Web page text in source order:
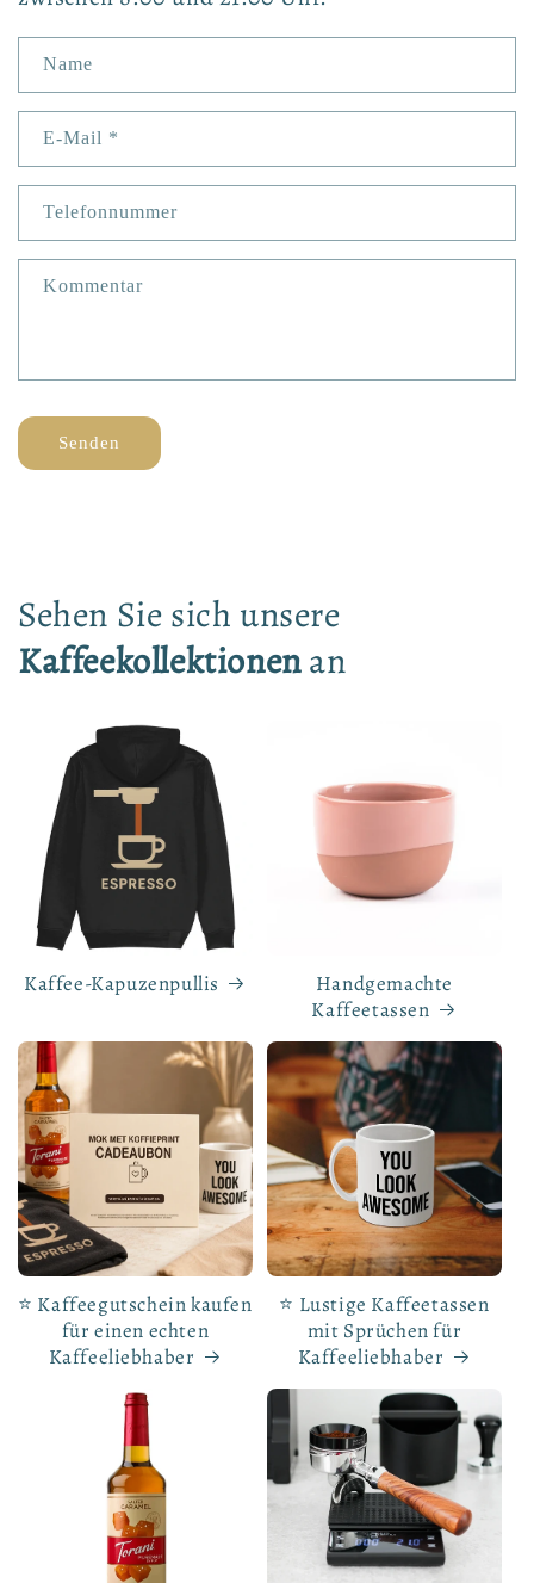
Name
E-Mail *
Telefonnummer
Kommentar
Senden
Sehen Sie sich unsere
Kaffeekollektionenan
Kaffee-Kapuzenpullis
Handgemachte
Kaffeetassen
⭐ Kaffeegutschein kaufen
für einen echten
Kaffeeliebhaber
⭐ Lustige Kaffeetassen
mit Sprüchen für
Kaffeeliebhaber